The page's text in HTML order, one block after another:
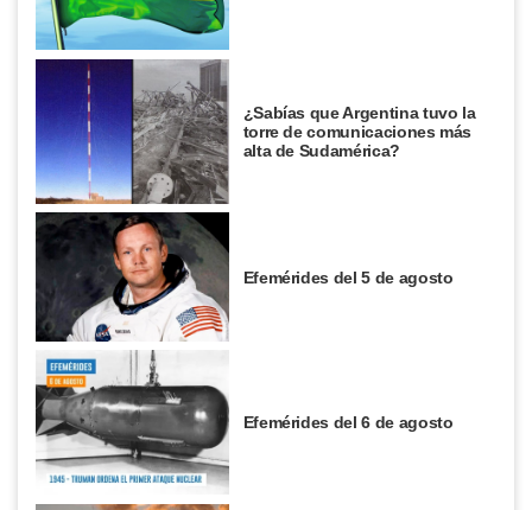
¿Sabías que Argentina tuvo la
torre de comunicaciones más
alta de Sudamérica?
Efemérides del 5 de agosto
Efemérides del 6 de agosto